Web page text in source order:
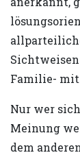
Familie- mit
Nur wer
Meinung
dem